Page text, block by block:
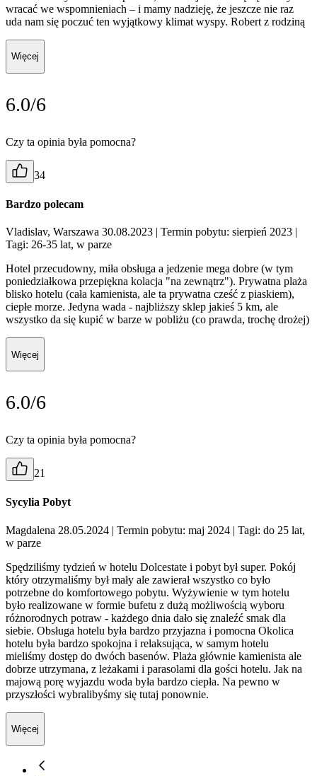
wracać we wspomnieniach – i mamy nadzieję, że jeszcze nie raz
uda nam się poczuć ten wyjątkowy klimat wyspy. Robert z rodziną
Więcej
6.0/6
Czy ta opinia była pomocna?
34
Bardzo polecam
Vladislav, Warszawa 30.08.2023 | Termin pobytu: sierpień 2023 |
Tagi: 26-35 lat, w parze
Hotel przecudowny, miła obsługa a jedzenie mega dobre (w tym
poniedziałkowa przepiękna kolacja "na zewnątrz"). Prywatna plaża
blisko hotelu (cała kamienista, ale ta prywatna cześć z piaskiem),
ciepłe morze. Jedyna wada - najbliższy sklep jakieś 5 km, ale
wszystko da się kupić w barze w pobliżu (co prawda, trochę drożej)
Więcej
6.0/6
Czy ta opinia była pomocna?
21
Sycylia Pobyt
Magdalena 28.05.2024 | Termin pobytu: maj 2024 | Tagi: do 25 lat,
w parze
Spędziliśmy tydzień w hotelu Dolcestate i pobyt był super. Pokój
który otrzymaliśmy był mały ale zawierał wszystko co było
potrzebne do komfortowego pobytu. Wyżywienie w tym hotelu
było realizowane w formie bufetu z dużą możliwością wyboru
różnorodnych potraw - każdego dnia dało się znaleźć smak dla
siebie. Obsługa hotelu była bardzo przyjazna i pomocna Okolica
hotelu była bardzo spokojna i relaksująca, w samym hotelu
mieliśmy dostęp do dwóch basenów. Plaża głównie kamienista ale
dobrze utrzymana, z leżakami i parasolami dla gości hotelu. Jak na
majową porę wyjazdu woda była bardzo ciepła. Na pewno w
przyszłości wybralibyśmy się tutaj ponownie.
Więcej